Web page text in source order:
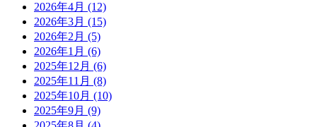
2026年4月 (12)
2026年3月 (15)
2026年2月 (5)
2026年1月 (6)
2025年12月 (6)
2025年11月 (8)
2025年10月 (10)
2025年9月 (9)